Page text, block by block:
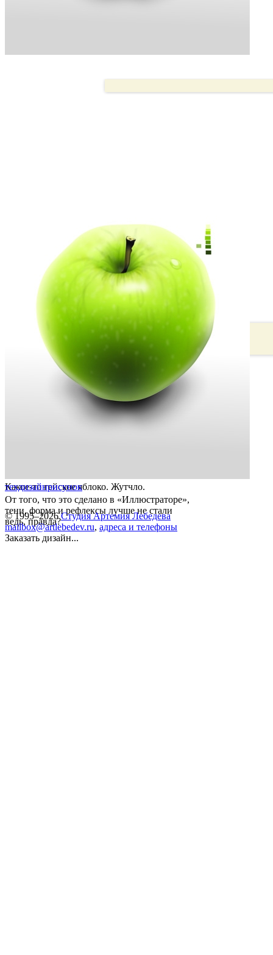
Какое-то гейское яблоко. Жутчло.
От того, что это сделано в «Иллюстраторе»,
тени, форма и рефлексы лучше не стали
ведь, правда?
техдизайнрисунок
© 1995–2026 Студия Артемия Лебедева
mailbox@artlebedev.ru, адреса и телефоны
Заказать дизайн...